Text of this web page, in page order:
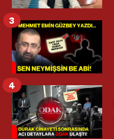
3
4